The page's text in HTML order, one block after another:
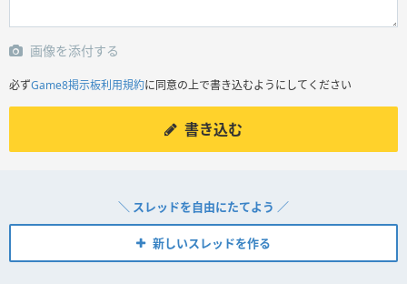
画像を添付する
必ずGame8掲示板利用規約に同意の上で書き込むようにしてください
書き込む
＼ スレッドを自由にたてよう ／
新しいスレッドを作る